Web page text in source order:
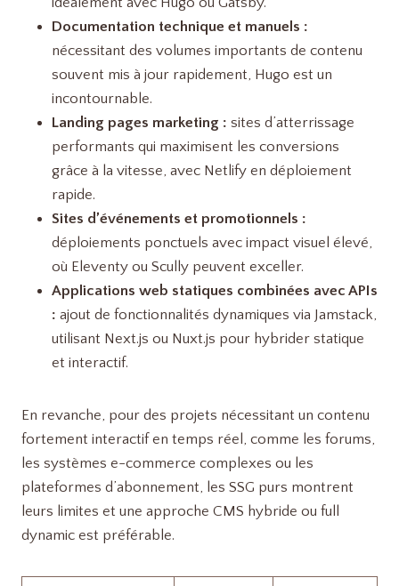
Documentation technique et manuels :
nécessitant des volumes importants de contenu
souvent mis à jour rapidement, Hugo est un
incontournable.
Landing pages marketing : sites d’atterrissage
performants qui maximisent les conversions
grâce à la vitesse, avec Netlify en déploiement
rapide.
Sites d’événements et promotionnels :
déploiements ponctuels avec impact visuel élevé,
où Eleventy ou Scully peuvent exceller.
Applications web statiques combinées avec APIs
: ajout de fonctionnalités dynamiques via Jamstack,
utilisant Next.js ou Nuxt.js pour hybrider statique
et interactif.
En revanche, pour des projets nécessitant un contenu
fortement interactif en temps réel, comme les forums,
les systèmes e-commerce complexes ou les
plateformes d’abonnement, les SSG purs montrent
leurs limites et une approche CMS hybride ou full
dynamic est préférable.